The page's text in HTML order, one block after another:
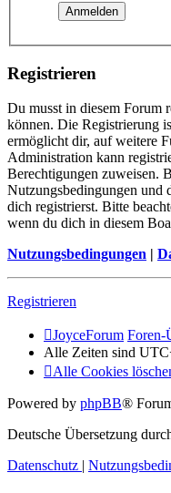
Registrieren
Du musst in diesem Forum
können. Die Registrierung
ermöglicht dir, auf weitere
Administration kann
Berechtigungen zuweisen.
Nutzungsbedingungen und
dich registrierst. Bitte
wenn du dich in diesem
Nutzungsbedingungen |
Registrieren
JoyceForum Foren-
Alle Zeiten sind
Alle Cookies
Powered by phpBB®
Deutsche Übersetzung
Datenschutz |